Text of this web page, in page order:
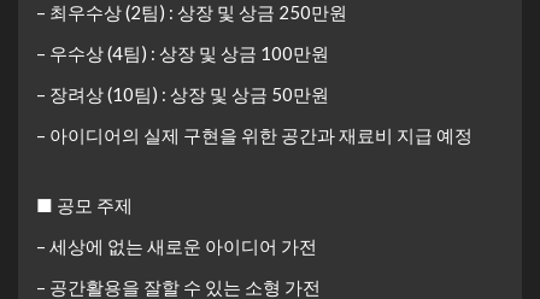
– 최우수상 (2팀) : 상장 및 상금 250만원
– 우수상 (4팀) : 상장 및 상금 100만원
– 장려상 (10팀) : 상장 및 상금 50만원
– 아이디어의 실제 구현을 위한 공간과 재료비 지급 예정
■ 공모 주제
– 세상에 없는 새로운 아이디어 가전
– 공간활용을 잘할 수 있는 소형 가전